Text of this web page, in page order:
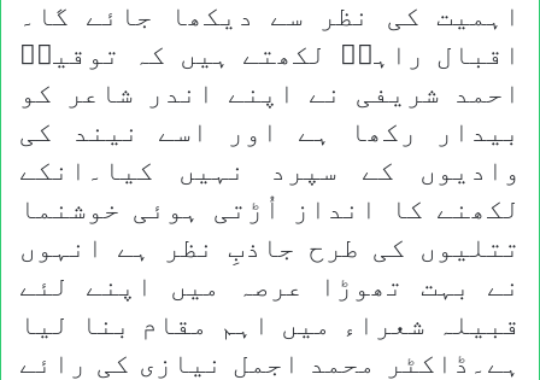
اہمیت کی نظر سے دیکھا جائے گا۔
اقبال راہیؔ لکھتے ہیں کہ توقیرؔ
احمد شریفی نے اپنے اندر شاعر کو
بیدار رکھا ہے اور اسے نیند کی
وادیوں کے سپرد نہیں کیا۔انکے
لکھنے کا انداز اُڑتی ہوئی خوشنما
تتلیوں کی طرح جاذبِ نظر ہے انہوں
نے بہت تھوڑا عرصہ میں اپنے لئے
قبیلہ شعراء میں اہم مقام بنا لیا
ہے۔ڈاکٹر محمد اجمل نیازی کی رائے